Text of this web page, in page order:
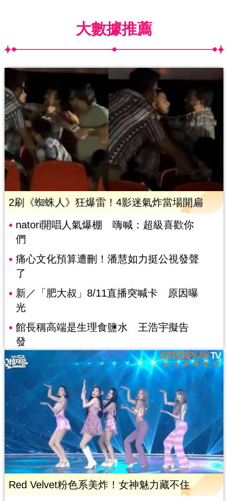
大數據推薦
2刷《蜘蛛人》狂爆雷！4影迷氣炸當場開扁
natori開唱人氣爆棚 嗨喊：超級喜歡你
們
痛心文化預算遭刪！潘慧如力挺公視發聲
了
新／「肥大叔」8/11直播突喊卡 原因曝
光
館長稱高端是生理食鹽水 王浩宇擬告
發
Red Velvet粉色系美炸！女神魅力藏不住